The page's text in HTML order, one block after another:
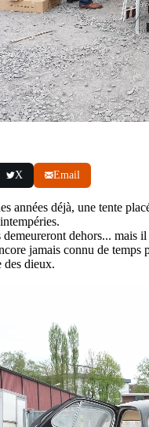
X Email
années déjà, une tente
demeureront dehors... mais
jamais connu de temps
des dieux.